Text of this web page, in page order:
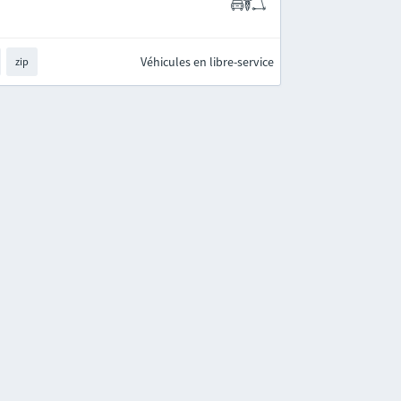
zip Véhicules en libre-service